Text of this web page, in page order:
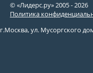
© «Лидерс.ру» 2005 -2026
Политика
г.Москва, ул. Мусоргского